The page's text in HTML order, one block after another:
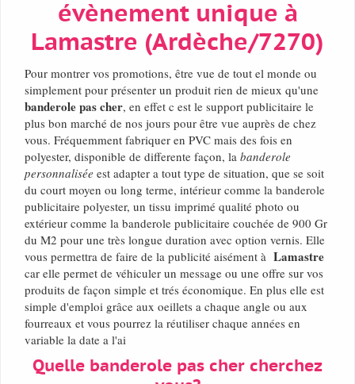
évènement unique à
Lamastre (Ardèche/7270)
Pour montrer vos promotions, être vue de tout el monde ou
simplement pour présenter un produit rien de mieux qu'une
banderole pas cher, en effet c est le support publicitaire le
plus bon marché de nos jours pour être vue auprès de chez
vous. Fréquemment fabriquer en PVC mais des fois en
polyester, disponible de differente façon, la banderole
personnalisée est adapter a tout type de situation, que se soit
du court moyen ou long terme, intérieur comme la banderole
publicitaire polyester, un tissu imprimé qualité photo ou
extérieur comme la banderole publicitaire couchée de 900 Gr
du M2 pour une très longue duration avec option vernis. Elle
vous permettra de faire de la publicité aisément à Lamastre
car elle permet de véhiculer un message ou une offre sur vos
produits de façon simple et trés économique. En plus elle est
simple d'emploi grâce aux oeillets a chaque angle ou aux
fourreaux et vous pourrez la réutiliser chaque années en
variable la date a l'ai
Quelle banderole pas cher cherchez